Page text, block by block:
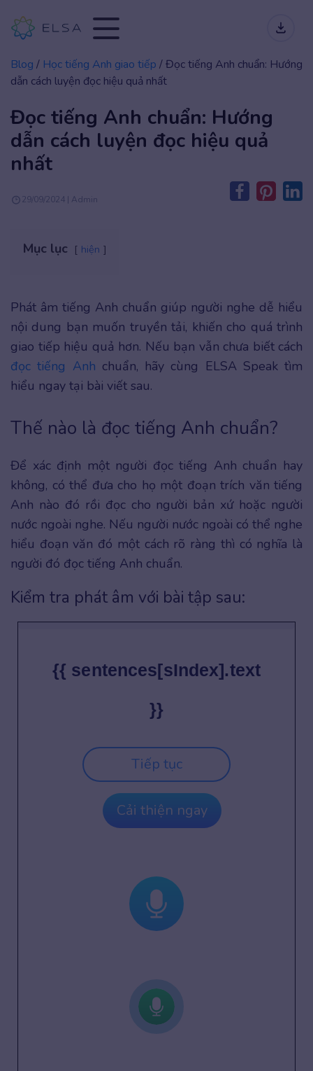
Blog / Học tiếng Anh giao tiếp /Đọc tiếng Anh chuẩn: Hướng
dẫn cách luyện đọc hiệu quả nhất
Đọc tiếng Anh chuẩn: Hướng
dẫn cách luyện đọc hiệu quả
nhất
29/09/2024 | Admin
Mục lục hiện
Phát âm tiếng Anh chuẩn giúp người nghe dễ hiểu
nội dung bạn muốn truyền tải, khiến cho quá trình
giao tiếp hiệu quả hơn. Nếu bạn vẫn chưa biết cách
đọc tiếng Anh chuẩn, hãy cùng ELSA Speak tìm
hiểu ngay tại bài viết sau.
Thế nào là đọc tiếng Anh chuẩn?
Để xác định một người đọc tiếng Anh chuẩn hay
không, có thể đưa cho họ một đoạn trích văn tiếng
Anh nào đó rồi đọc cho người bản xứ hoặc người
nước ngoài nghe. Nếu người nước ngoài có thể nghe
hiểu đoạn văn đó một cách rõ ràng thì có nghĩa là
người đó đọc tiếng Anh chuẩn.
Kiểm tra phát âm với bài tập sau:
{{ sentences[sIndex].text
}}
Tiếp tục
Cải thiện ngay